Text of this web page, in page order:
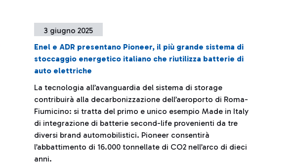
3 giugno 2025
Enel e ADR presentano Pioneer, il più grande sistema di
stoccaggio energetico italiano che riutilizza batterie di
auto elettriche
La tecnologia all’avanguardia del sistema di storage
contribuirà alla decarbonizzazione dell’aeroporto di Roma-
Fiumicino: si tratta del primo e unico esempio Made in Italy
di integrazione di batterie second-life provenienti da tre
diversi brand automobilistici. Pioneer consentirà
l’abbattimento di 16.000 tonnellate di CO2 nell’arco di dieci
anni.